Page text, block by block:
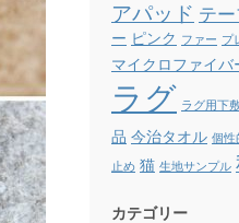
アパッド テ
ー ピンク ファー プ
マイクロファイバ
ラグ ラグ用下
品 今治タオル 個性
止め 猫 生地サンプル
カテゴリー